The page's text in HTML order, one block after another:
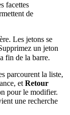
facettes
de
Les jetons se
un jeton
fin de la barre.
parcourent la liste,
et Retour
pour le modifier.
une recherche